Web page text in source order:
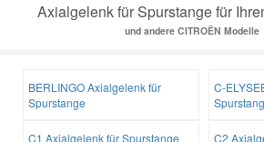
Axialgelenk für Spurstange für
und andere CITROËN Modelle
BERLINGO Axialgelenk für
Spurstange
C-
C1 Axialgelenk für Spurstange C2